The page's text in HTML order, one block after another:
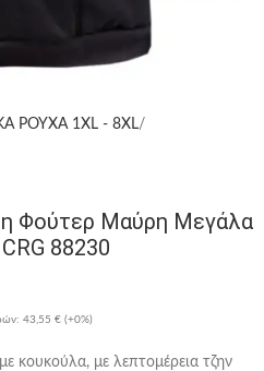
ΡΟΥΧΑ 1XL - 8XL
Φούτερ Μαύρη Μεγάλα
88230
43,55 € (+0%)
κουκούλα, με λεπτομέρεια τζην